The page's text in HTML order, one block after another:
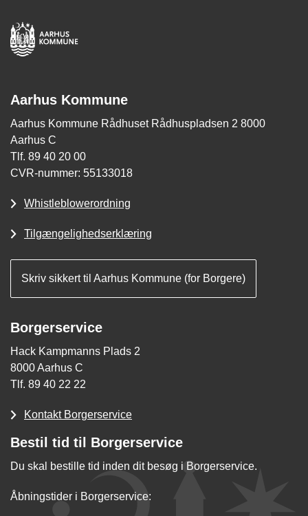
Aarhus Kommune
Aarhus Kommune Rådhuset Rådhuspladsen 2 8000
Aarhus C
Tlf. 89 40 20 00
CVR-nummer: 55133018
Whistleblowerordning
Tilgængelighedserklæring
Skriv sikkert til Aarhus Kommune (for Borgere)
Borgerservice
Hack Kampmanns Plads 2
8000 Aarhus C
Tlf. 89 40 22 22
Kontakt Borgerservice
Bestil tid til Borgerservice
Du skal bestille tid inden dit besøg i Borgerservice.
Åbningstider i Borgerservice: